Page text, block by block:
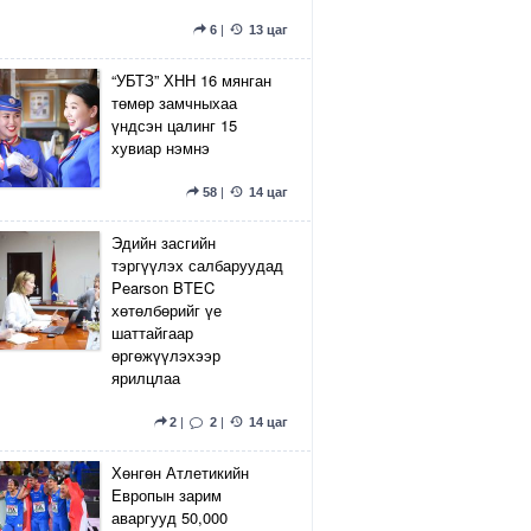
6| 13 цаг
“УБТЗ” ХНН 16 мянган
төмөр замчныхаа
үндсэн цалинг 15
хувиар нэмнэ
58| 14 цаг
Эдийн засгийн
тэргүүлэх салбаруудад
Pearson BTEC
хөтөлбөрийг үе
шаттайгаар
өргөжүүлэхээр
ярилцлаа
2 | 2 | 14 цаг
Хөнгөн Атлетикийн
Европын зарим
аваргууд 50,000